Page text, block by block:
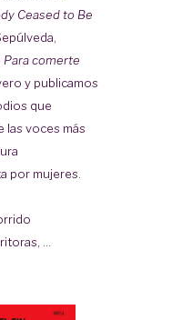
Ceased to Be
Para comerte
y publicamos
que
las voces más
por mujeres.
...